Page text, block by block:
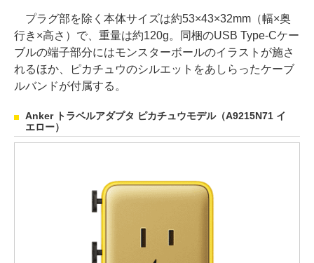
プラグ部を除く本体サイズは約53×43×32mm（幅×奥
行き×高さ）で、重量は約120g。同梱のUSB Type-Cケー
ブルの端子部分にはモンスターボールのイラストが施さ
れるほか、ピカチュウのシルエットをあしらったケーブ
ルバンドが付属する。
Anker トラベルアダプタ ピカチュウモデル（A9215N71 イ
エロー）